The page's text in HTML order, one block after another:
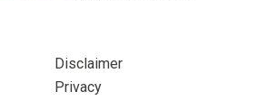
Disclaimer
Privacy